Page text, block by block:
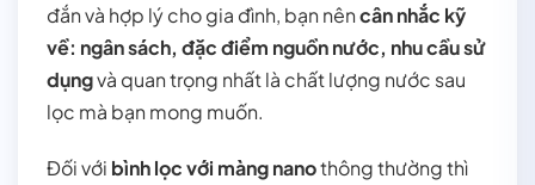
đắn và hợp lý cho gia đình, bạn nêncân nhắc kỹ
về: ngân sách, đặc điểm nguồn nước, nhu cầu sử
dụngvà quan trọng nhất là chất lượng nước sau
lọc mà bạn mong muốn.
Đối với bình lọc với màng nanothông thường thì